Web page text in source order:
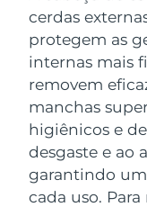
cerdas
protegem as
internas mais
removem
manchas
higiênicos e
desgaste e ao
garantindo
cada uso.